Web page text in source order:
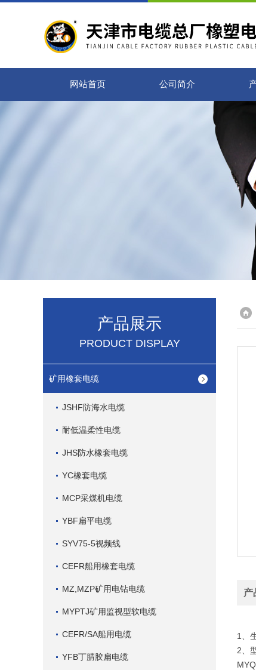
网站首页 公司简介
产品展示
PRODUCT DISPLAY
矿用橡套电缆
JSHF防海水电缆
耐低温柔性电缆
JHS防水橡套电缆
YC橡套电缆
MCP采煤机电缆
YBF扁平电缆
SYV75-5视频线
CEFR船用橡套电缆
MZ,MZP矿用电钻电缆
MYPTJ矿用监视型软电缆
CEFR/SA船用电缆
YFB丁腈胶扁电缆
产
1、
2、